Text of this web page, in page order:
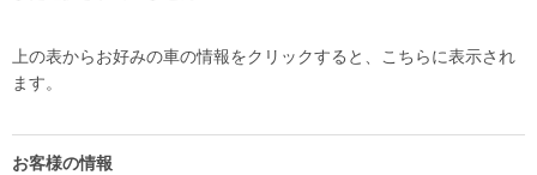
上の表からお好みの車の情報をクリックすると、こちらに表示され
ます。
お客様の情報